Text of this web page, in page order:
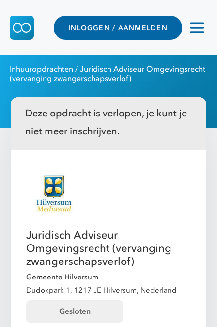
INLOGGEN / AANMELDEN
Inhuuropdrachten / Juridisch Adviseur Omgevingsrecht
(vervanging zwangerschapsverlof)
Deze opdracht is verlopen, je kunt je
niet meer inschrijven.
Juridisch Adviseur
Omgevingsrecht (vervanging
zwangerschapsverlof)
Gemeente Hilversum
Dudokpark 1, 1217 JE Hilversum, Nederland
Gesloten